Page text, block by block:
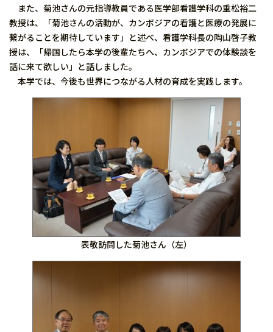
また、菊池さんの元指導教員である医学部看護学科の重松裕二
教授は、「菊池さんの活動が、カンボジアの看護と医療の発展に
繋がることを期待しています」と述べ、看護学科長の陶山啓子教
授は、「帰国したら本学の後輩たちへ、カンボジアでの体験談を
話に来て欲しい」と話しました。
本学では、今後も世界につながる人材の育成を実践します。
表敬訪問した菊池さん（左）